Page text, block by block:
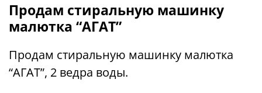
Продам стиральную машинку
малютка “АГАТ”
Продам стиральную машинку малютка
“АГАТ”, 2 ведра воды.